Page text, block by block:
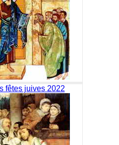
fêtes juives 2022